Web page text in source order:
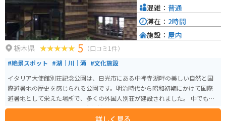
栃木県 5 （口コミ1件）
#絶景スポット #湖｜川｜滝 #文化施設
イタリア大使館別荘記念公園は、日光市にある中禅寺湖畔の美しい自然と国
際避暑地の歴史を感じられる公園です。明治時代から昭和初期にかけて国際
避暑地として栄えた場所で、多くの外国人別荘が建設されました。 中でも、1
928年に建てられたイタリア大使館の別荘は、1997年まで使われていた歴史
的建造物です。主邸は、床板や建具、家具を最大限に再利用して復元されて
混雑： 普通
滞在： 2時間
施設： 屋内